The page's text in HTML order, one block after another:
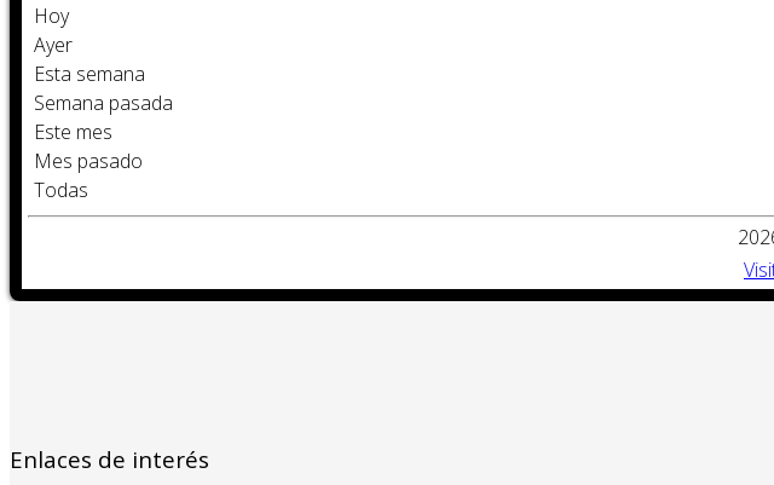
Hoy
Ayer
Esta semana
Semana pasada
Este mes
Mes pasado
Todas
Enlaces de interés